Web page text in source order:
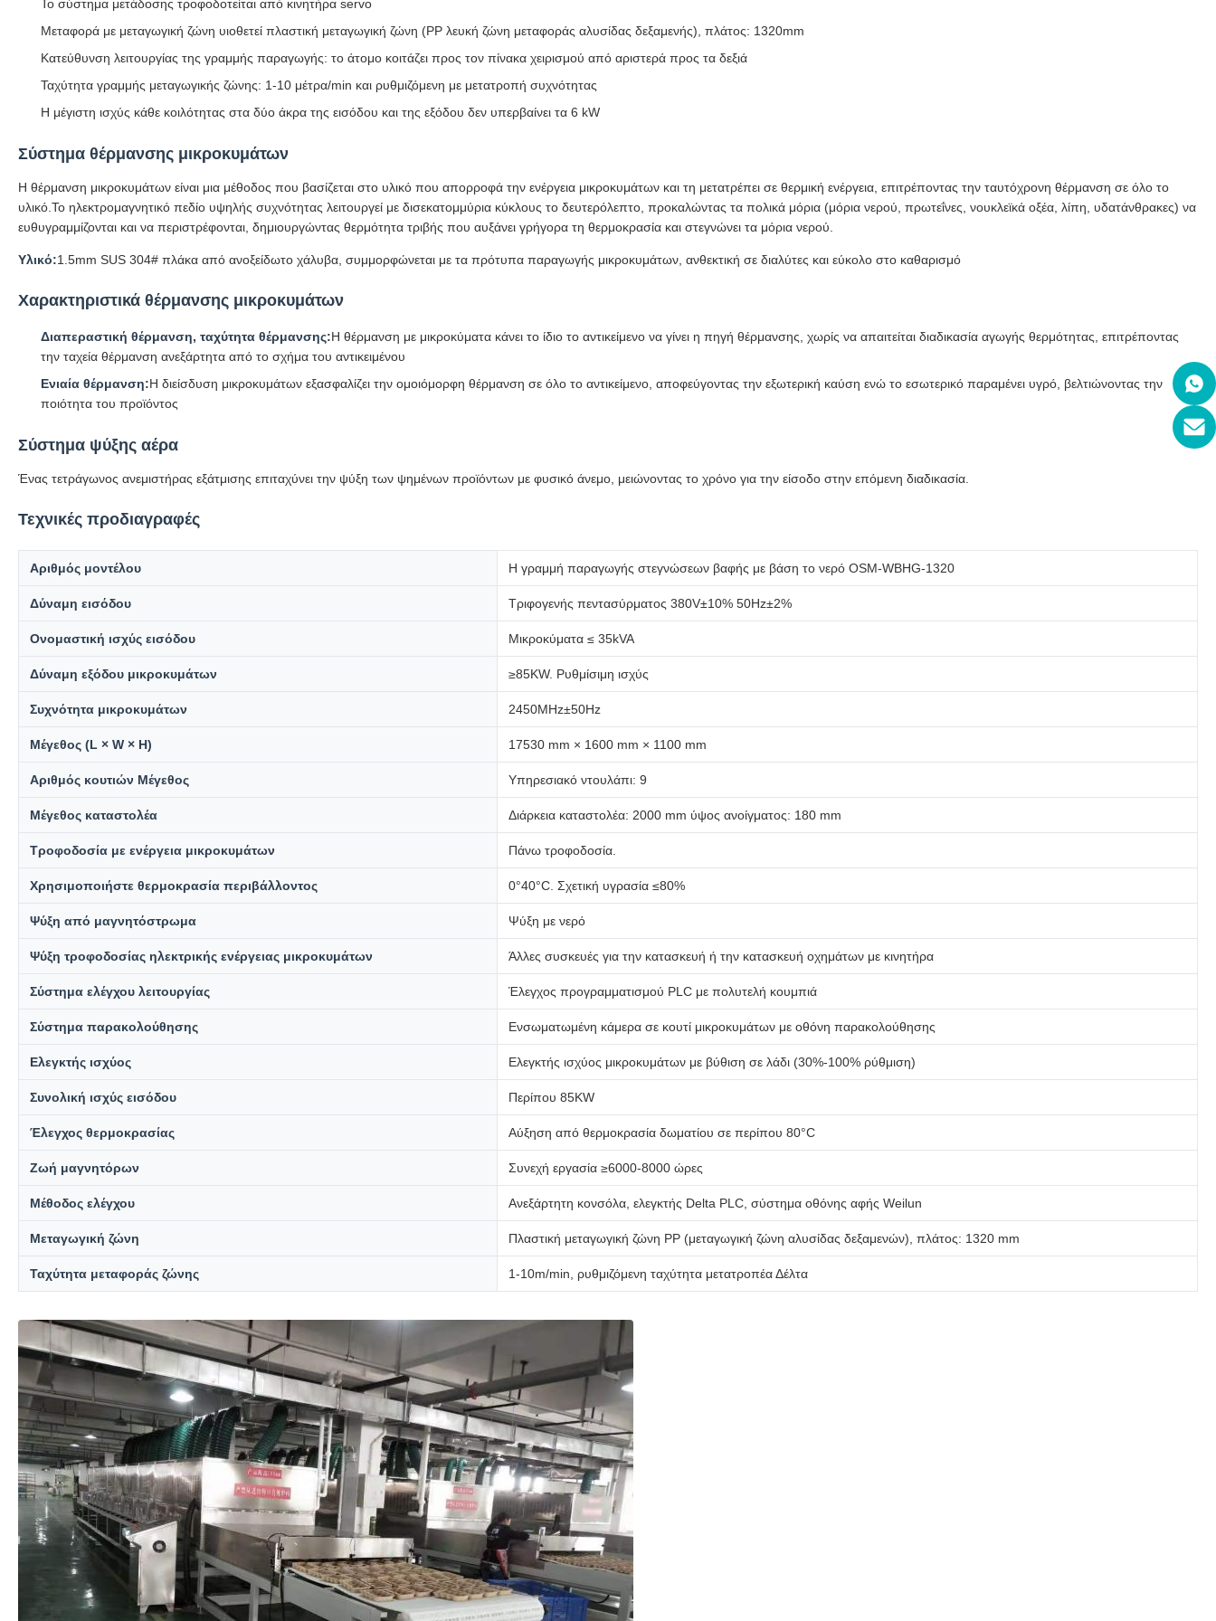
Το σύστημα μετάδοσης τροφοδοτείται από κινητήρα servo
Μεταφορά με μεταγωγική ζώνη υιοθετεί πλαστική μεταγωγική ζώνη (PP λευκή ζώνη μεταφοράς αλυσίδας δεξαμενής), πλάτος: 1320mm
Κατεύθυνση λειτουργίας της γραμμής παραγωγής: το άτομο κοιτάζει προς τον πίνακα χειρισμού από αριστερά προς τα δεξιά
Ταχύτητα γραμμής μεταγωγικής ζώνης: 1-10 μέτρα/min και ρυθμιζόμενη με μετατροπή συχνότητας
Η μέγιστη ισχύς κάθε κοιλότητας στα δύο άκρα της εισόδου και της εξόδου δεν υπερβαίνει τα 6 kW
Σύστημα θέρμανσης μικροκυμάτων
Η θέρμανση μικροκυμάτων είναι μια μέθοδος που βασίζεται στο υλικό που απορροφά την ενέργεια μικροκυμάτων και τη μετατρέπει σε θερμική ενέργεια, επιτρέποντας την ταυτόχρονη θέρμανση σε όλο το
υλικό.Το ηλεκτρομαγνητικό πεδίο υψηλής συχνότητας λειτουργεί με δισεκατομμύρια κύκλους το δευτερόλεπτο, προκαλώντας τα πολικά μόρια (μόρια νερού, πρωτεΐνες, νουκλεϊκά οξέα, λίπη, υδατάνθρακες) να
ευθυγραμμίζονται και να περιστρέφονται, δημιουργώντας θερμότητα τριβής που αυξάνει γρήγορα τη θερμοκρασία και στεγνώνει τα μόρια νερού.
Υλικό:1.5mm SUS 304# πλάκα από ανοξείδωτο χάλυβα, συμμορφώνεται με τα πρότυπα παραγωγής μικροκυμάτων, ανθεκτική σε διαλύτες και εύκολο στο καθαρισμό
Χαρακτηριστικά θέρμανσης μικροκυμάτων
Διαπεραστική θέρμανση, ταχύτητα θέρμανσης:Η θέρμανση με μικροκύματα κάνει το ίδιο το αντικείμενο να γίνει η πηγή θέρμανσης, χωρίς να απαιτείται διαδικασία αγωγής θερμότητας, επιτρέποντας
την ταχεία θέρμανση ανεξάρτητα από το σχήμα του αντικειμένου
Ενιαία θέρμανση:Η διείσδυση μικροκυμάτων εξασφαλίζει την ομοιόμορφη θέρμανση σε όλο το αντικείμενο, αποφεύγοντας την εξωτερική καύση ενώ το εσωτερικό παραμένει υγρό, βελτιώνοντας την
ποιότητα του προϊόντος
Σύστημα ψύξης αέρα
Ένας τετράγωνος ανεμιστήρας εξάτμισης επιταχύνει την ψύξη των ψημένων προϊόντων με φυσικό άνεμο, μειώνοντας το χρόνο για την είσοδο στην επόμενη διαδικασία.
Τεχνικές προδιαγραφές
Αριθμός μοντέλου Η γραμμή παραγωγής στεγνώσεων βαφής με βάση το νερό OSM-WBHG-1320
Δύναμη εισόδου Τριφογενής πεντασύρματος 380V±10% 50Hz±2%
Ονομαστική ισχύς εισόδου Μικροκύματα ≤ 35kVA
Δύναμη εξόδου μικροκυμάτων ≥85KW. Ρυθμίσιμη ισχύς
Συχνότητα μικροκυμάτων 2450MHz±50Hz
Μέγεθος (L × W × H) 17530 mm × 1600 mm × 1100 mm
Αριθμός κουτιών Μέγεθος Υπηρεσιακό ντουλάπι: 9
Μέγεθος καταστολέα Διάρκεια καταστολέα: 2000 mm ύψος ανοίγματος: 180 mm
Τροφοδοσία με ενέργεια μικροκυμάτων Πάνω τροφοδοσία.
Χρησιμοποιήστε θερμοκρασία περιβάλλοντος 0°40°C. Σχετική υγρασία ≤80%
Ψύξη από μαγνητόστρωμα Ψύξη με νερό
Ψύξη τροφοδοσίας ηλεκτρικής ενέργειας μικροκυμάτων Άλλες συσκευές για την κατασκευή ή την κατασκευή οχημάτων με κινητήρα
Σύστημα ελέγχου λειτουργίας Έλεγχος προγραμματισμού PLC με πολυτελή κουμπιά
Σύστημα παρακολούθησης Ενσωματωμένη κάμερα σε κουτί μικροκυμάτων με οθόνη παρακολούθησης
Ελεγκτής ισχύος Ελεγκτής ισχύος μικροκυμάτων με βύθιση σε λάδι (30%-100% ρύθμιση)
Συνολική ισχύς εισόδου Περίπου 85KW
Έλεγχος θερμοκρασίας Αύξηση από θερμοκρασία δωματίου σε περίπου 80°C
Ζωή μαγνητόρων Συνεχή εργασία ≥6000-8000 ώρες
Μέθοδος ελέγχου Ανεξάρτητη κονσόλα, ελεγκτής Delta PLC, σύστημα οθόνης αφής Weilun
Μεταγωγική ζώνη Πλαστική μεταγωγική ζώνη PP (μεταγωγική ζώνη αλυσίδας δεξαμενών), πλάτος: 1320 mm
Ταχύτητα μεταφοράς ζώνης 1-10m/min, ρυθμιζόμενη ταχύτητα μετατροπέα Δέλτα